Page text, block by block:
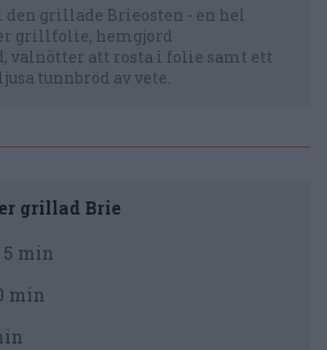
grillade Brieosten - en hel
grillfolie, hemgjord
valnötter att rosta i folie samt ett
tunnbröd av vete.
grillad Brie
5 min
min